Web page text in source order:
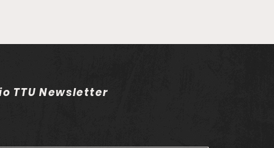
TTU Newsletter